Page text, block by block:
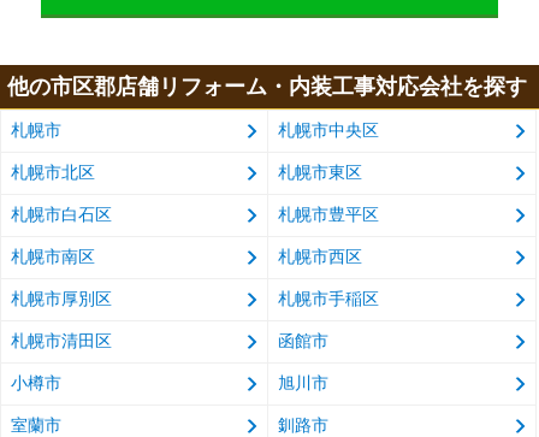
他の市区郡店舗リフォーム・内装工事対応会社を探す
札幌市 札幌市中央区
札幌市北区 札幌市東区
札幌市白石区 札幌市豊平区
札幌市南区 札幌市西区
札幌市厚別区 札幌市手稲区
札幌市清田区 函館市
小樽市 旭川市
室蘭市 釧路市